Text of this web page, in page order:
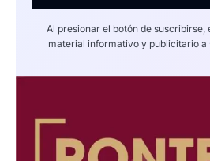
Al presionar el botón de
material informativo y publicitario a